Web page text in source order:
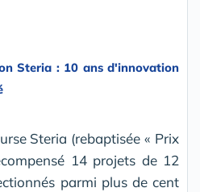
Steria : 10 ans d'innovation
Steria (rebaptisée « Prix
14 projets de 12
parmi plus de cent